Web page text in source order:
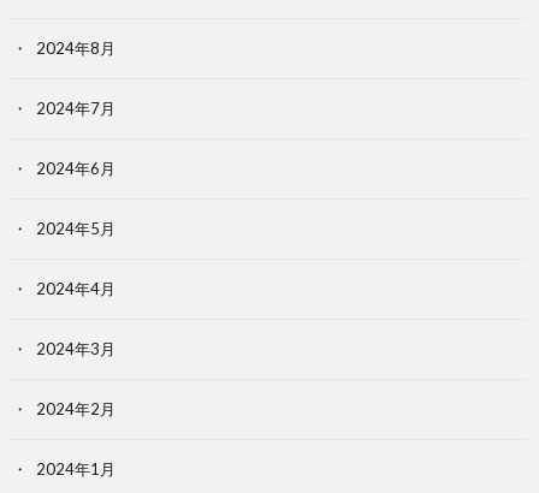
2024年8月
2024年7月
2024年6月
2024年5月
2024年4月
2024年3月
2024年2月
2024年1月